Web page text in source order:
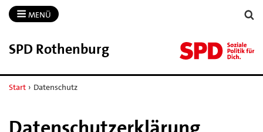
MENÜ
SPD Rothenburg
Start › Datenschutz